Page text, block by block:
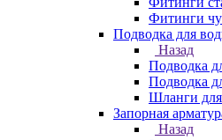
Фитинги
Подводка для
Назад
Подводка
Подводка
Шланги
Запорная
Назад